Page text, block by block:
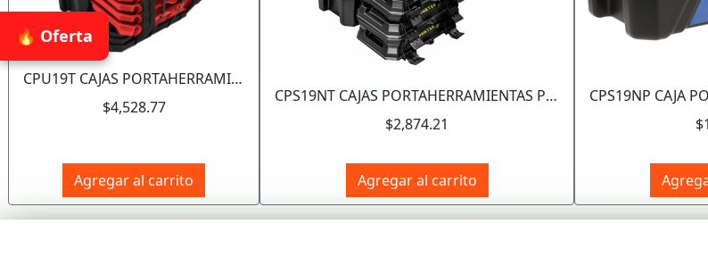
🔥 Oferta
CPU19T CAJAS PORTAHERRAMIENTAS PLÁSTICAS CON BROCHES PLÁSTICOS 19", 15 PIEZAS URREA
$4,528.77
Agregar al carrito
CPS19NT CAJAS PORTAHERRAMIENTAS PLÁSTICAS COLOR NEGRO CON BROCHES PLÁSTICOS Y CHAROLA 19", 15 PZ SURTEK
$2,874.21
Agregar al carrito